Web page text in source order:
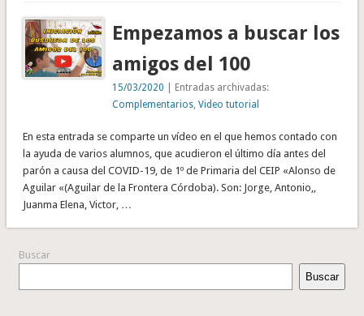
Empezamos a buscar los
amigos del 100
15/03/2020 | Entradas archivadas:
Complementarios ,Video tutorial
En esta entrada se comparte un vídeo en el que hemos contado con
la ayuda de varios alumnos, que acudieron el último día antes del
parón a causa del COVID-19, de 1º de Primaria del CEIP «Alonso de
Aguilar «(Aguilar de la Frontera Córdoba). Son: Jorge, Antonio,,
Juanma Elena, Victor, …
Buscar
Buscar